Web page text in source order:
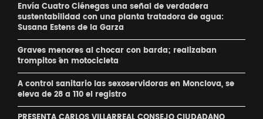
Envía Cuatro Ciénegas una señal de verdadera
sustentabilidad con una planta tratadora de agua:
Susana Estens de la Garza
Graves menores al chocar con barda; realizaban
´trompitos ´en motocicleta
A control sanitario las sexoservidoras en Monclova, se
eleva de 28 a 110 el registro